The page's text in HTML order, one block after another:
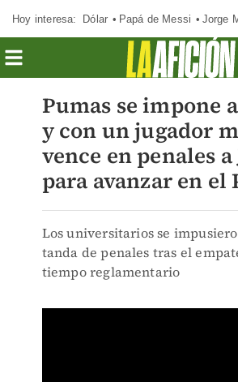
Hoy interesa: Dólar Papá de Messi Jorge
Pumas se impone
y con un jugador
vence en penales a
para avanzar en el
Los universitarios se
tanda de penales tras el
tiempo reglamentario